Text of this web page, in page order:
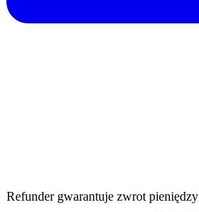
Refunder gwarantuje zwrot pieniędzy